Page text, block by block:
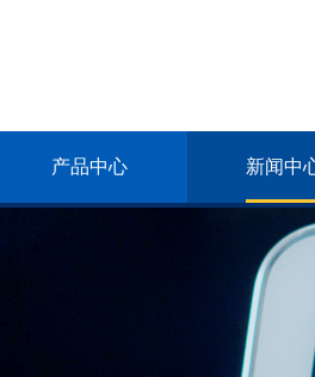
产品中心 新闻中